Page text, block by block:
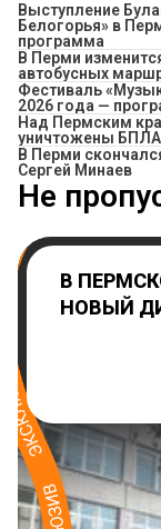
Выступление
Белогорья» в
программа
​В Перми
автобусных
Фестиваль
2026 года —
Над Пермским
уничтожены БПЛА
В Перми
Сергей Минаев
Не
В
НОВЫЙ